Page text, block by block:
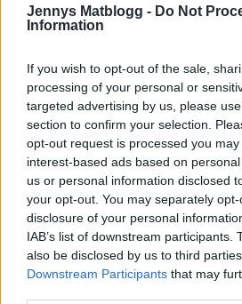
Jennys Matblogg - Do Not
Information
If you wish to opt-out of the sale,
processing of your personal or
targeted advertising by us, please
section to confirm your selection.
opt-out request is processed you
interest-based ads based on
us or personal information disclosed
your opt-out. You may separately
disclosure of your personal
IAB’s list of downstream participants.
also be disclosed by us to third
Downstream Participants that may
Anna
12 år sedan
Jag älskar din blogg!
Skulle aldrig kunna vara utan
en kung i köket. Tack :-*
0 Svara
jennysmatblogg
Reply to Anna
Åh vad roligt att höra, så glad jag
0 Svara